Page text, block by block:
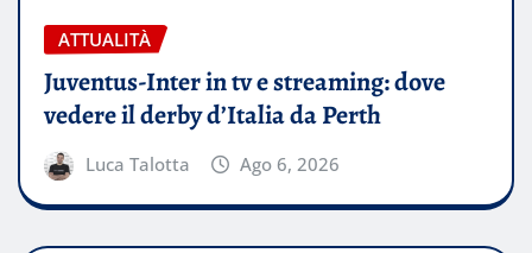
ATTUALITÀ
Juventus-Inter in tv e streaming: dove
vedere il derby d’Italia da Perth
Luca Talotta Ago 6, 2026